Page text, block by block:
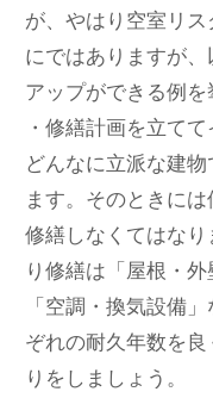
が、やはり空室リ
にではありますが
アップができる例を
・修繕計画を立て
どんなに立派な建
ます。そのときに
修繕しなくてはな
り修繕は「屋根・外
「空調・換気設備
ぞれの耐久年数を
りをしましょう。